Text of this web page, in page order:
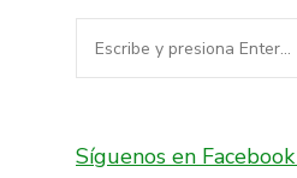
¿Buscas
algo?
Síguenos en Facebook